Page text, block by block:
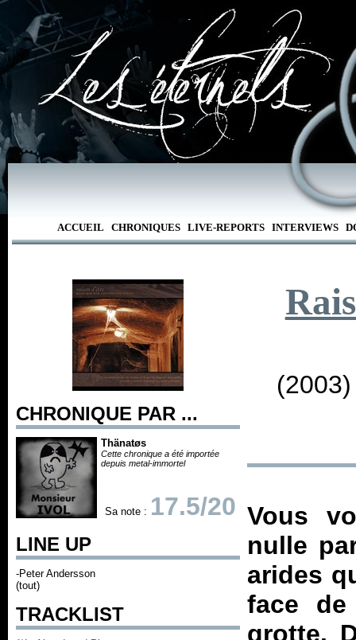
ACCUEIL CHRONIQUES LIVE-REPORTS INTERVIEWS
CHRONIQUE PAR ...
Thänatøs
Cette chronique a été importée
depuis metal-immortel
Sa note : 17.5/20
LINE UP
-Peter Andersson
(tout)
TRACKLIST
Vous
nulle
arides
face de
grotte.